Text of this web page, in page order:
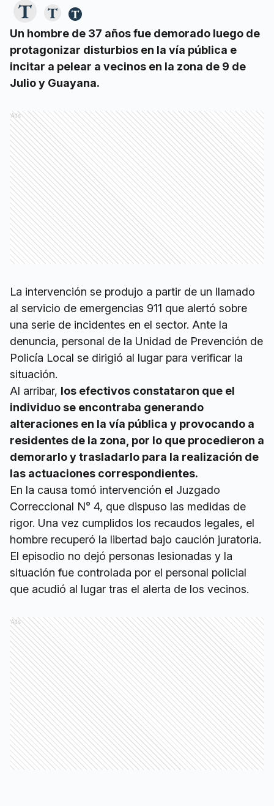
Un hombre de 37 años fue demorado luego de
protagonizar disturbios en la vía pública e
incitar a pelear a vecinos en la zona de 9 de
Julio y Guayana.
Ads
La intervención se produjo a partir de un llamado
al servicio de emergencias 911 que alertó sobre
una serie de incidentes en el sector. Ante la
denuncia, personal de la Unidad de Prevención de
Policía Local se dirigió al lugar para verificar la
situación.
Al arribar, los efectivos constataron que el
individuo se encontraba generando
alteraciones en la vía pública y provocando a
residentes de la zona, por lo que procedieron a
demorarlo y trasladarlo para la realización de
las actuaciones correspondientes.
En la causa tomó intervención el Juzgado
Correccional N° 4, que dispuso las medidas de
rigor. Una vez cumplidos los recaudos legales, el
hombre recuperó la libertad bajo caución juratoria.
El episodio no dejó personas lesionadas y la
situación fue controlada por el personal policial
que acudió al lugar tras el alerta de los vecinos.
Ads